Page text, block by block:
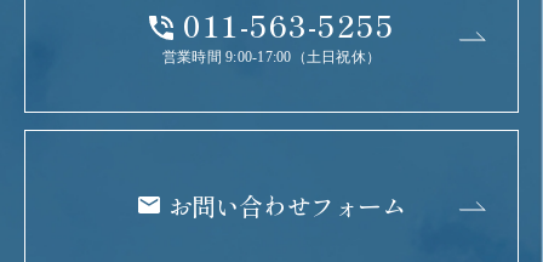
011-563-5255
営業時間 9:00-17:00（土日祝休）
お問い合わせフォーム